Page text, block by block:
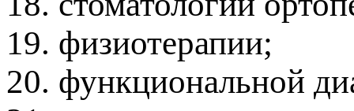
19. физиотерапии;
20. функциональной